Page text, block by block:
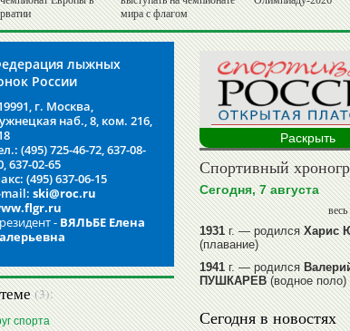
мира с флагом
лыжных
России
г. Москва,
наб., 8, ком. 216,
(495) 725-46-72, 637-08-
637-02-65
(495) 637-06-15
mail: ski@roc.ru
- ВЯЛЬБЕ Елена
(3):
спорта
Раскрыть
Спортивный
Сегодня, 7 августа
1931г. — родилсяХарис
(плавание)
1941г. — родился
ПУШКАРЕВ(водное поло)
1947г. — родился
ИЛЬИНЫХ(гимнастика
Сегодня в новостях